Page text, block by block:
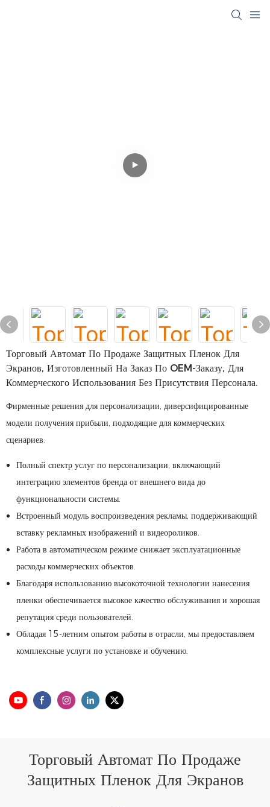
Торговый Автомат По Продаже Защитных Пленок Для
Экранов, Изготовленный На Заказ По OEM-Заказу, Для
Коммерческого Использования Без Присутствия Персонала.
Фирменные решения для персонализации, диверсифицированные
модели получения прибыли, подходящие для коммерческих
сценариев.
Полный спектр услуг по персонализации, включающий
интеграцию элементов бренда от внешнего вида до
функциональности системы.
Встроенный модуль воспроизведения рекламы, поддерживающий
вставку рекламных изображений и видеороликов.
Работа в автоматическом режиме снижает эксплуатационные
расходы коммерческих объектов.
Благодаря использованию высокоточной технологии нанесения
пленки обеспечивается высокое качество обслуживания и хорошая
репутация среди пользователей.
Обладая 15-летним опытом работы в отрасли, мы предоставляем
комплексные услуги по установке и обучению.
Торговый Автомат По Продаже
Защитных Пленок Для Экранов